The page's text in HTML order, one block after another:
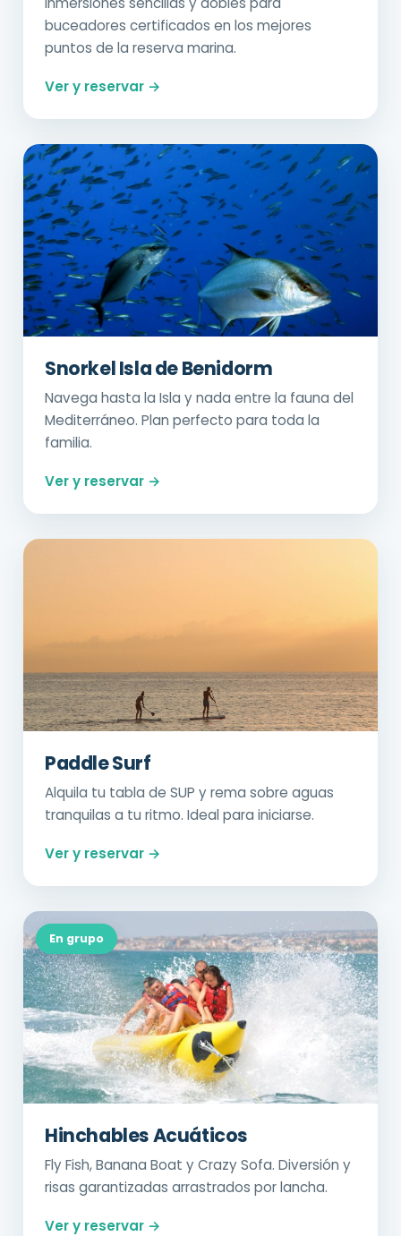
buceadores certificados en los mejores
puntos de la reserva marina.
Ver y reservar →
Snorkel Isla de Benidorm
Navega hasta la Isla y nada entre la fauna del
Mediterráneo. Plan perfecto para toda la
familia.
Ver y reservar →
Paddle Surf
Alquila tu tabla de SUP y rema sobre aguas
tranquilas a tu ritmo. Ideal para iniciarse.
Ver y reservar →
En grupo
Hinchables Acuáticos
Fly Fish, Banana Boat y Crazy Sofa. Diversión y
risas garantizadas arrastrados por lancha.
Ver y reservar →